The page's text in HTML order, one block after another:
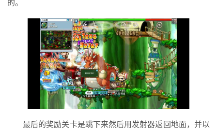
的。
最后的奖励关卡是跳下来然后用发射器返回地面，并以